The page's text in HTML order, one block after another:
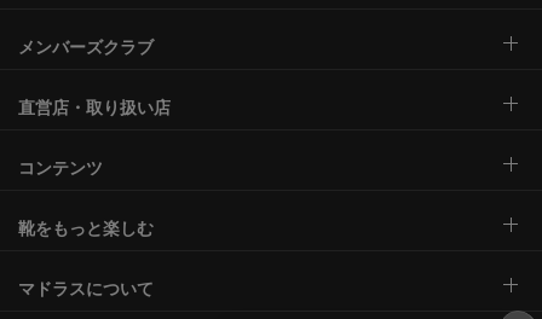
メンバーズクラブ
直営店・取り扱い店
コンテンツ
靴をもっと楽しむ
マドラスについて